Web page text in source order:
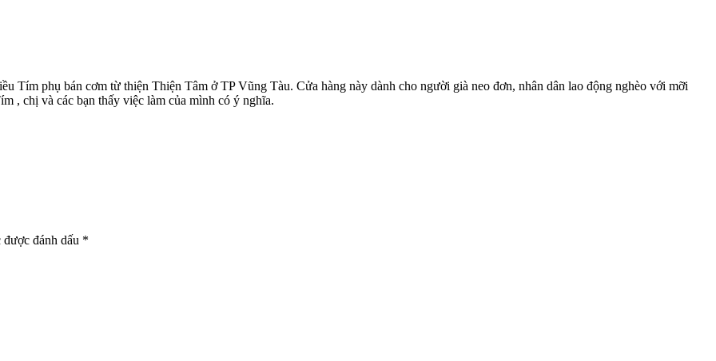
Tím phụ bán cơm từ thiện Thiện Tâm ở TP Vũng Tàu. Cửa hàng này dành cho người già neo đơn, nhân dân lao động nghèo với mỡi
, chị và các bạn thấy việc làm của mình có ý nghĩa.
đánh dấu *